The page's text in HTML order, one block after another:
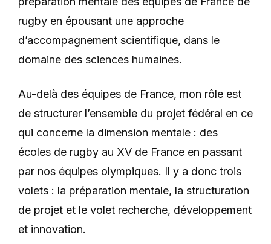
rugby en épousant une approche
d’accompagnement scientifique, dans le
domaine des sciences humaines.
Au-delà des équipes de France, mon rôle est
de structurer l’ensemble du projet fédéral en ce
qui concerne la dimension mentale : des
écoles de rugby au XV de France en passant
par nos équipes olympiques. Il y a donc trois
volets : la préparation mentale, la structuration
de projet et le volet recherche, développement
et innovation.